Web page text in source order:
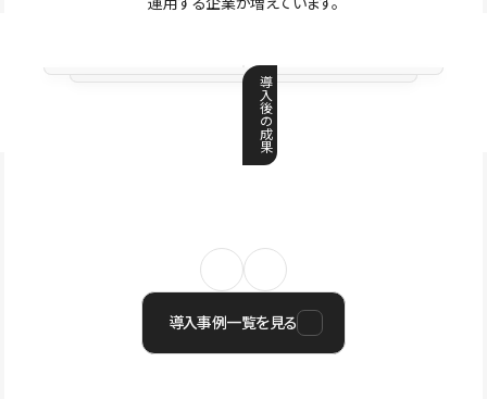
導
入
後
の
成
果
導入事例一覧を見る